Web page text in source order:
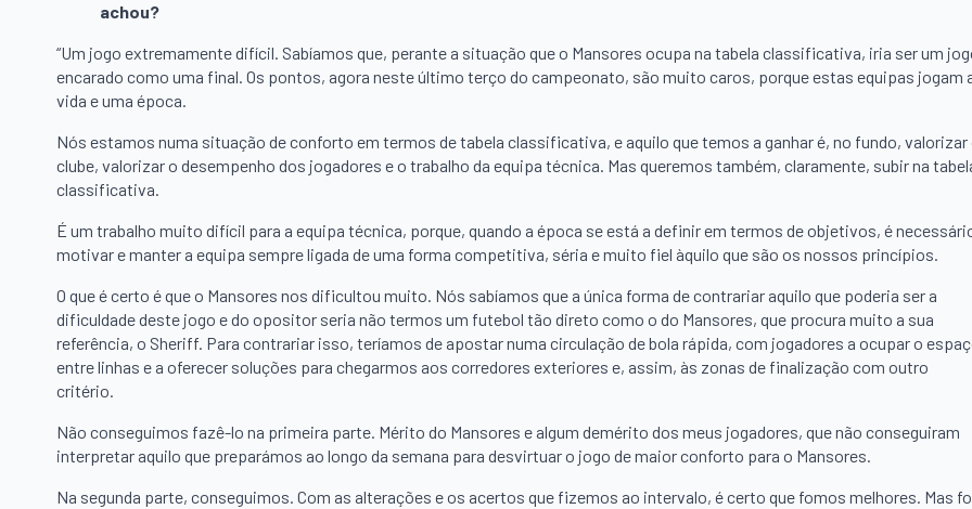
achou?
“Um jogo extremamente difícil. Sabíamos que, perante a situação que o Mansores ocupa na tabela classificativa, iria ser um
encarado como uma final. Os pontos, agora neste último terço do campeonato, são muito caros, porque estas equipas jogam
vida e uma época.
Nós estamos numa situação de conforto em termos de tabela classificativa, e aquilo que temos a ganhar é, no fundo, valorizar
clube, valorizar o desempenho dos jogadores e o trabalho da equipa técnica. Mas queremos também, claramente, subir na
classificativa.
É um trabalho muito difícil para a equipa técnica, porque, quando a época se está a definir em termos de objetivos, é
motivar e manter a equipa sempre ligada de uma forma competitiva, séria e muito fiel àquilo que são os nossos princípios.
O que é certo é que o Mansores nos dificultou muito. Nós sabíamos que a única forma de contrariar aquilo que poderia ser a
dificuldade deste jogo e do opositor seria não termos um futebol tão direto como o do Mansores, que procura muito a sua
referência, o Sheriff. Para contrariar isso, teríamos de apostar numa circulação de bola rápida, com jogadores a ocupar o
entre linhas e a oferecer soluções para chegarmos aos corredores exteriores e, assim, às zonas de finalização com outro
critério.
Não conseguimos fazê-lo na primeira parte. Mérito do Mansores e algum demérito dos meus jogadores, que não conseguiram
interpretar aquilo que preparámos ao longo da semana para desvirtuar o jogo de maior conforto para o Mansores.
Na segunda parte, conseguimos. Com as alterações e os acertos que fizemos ao intervalo, é certo que fomos melhores. Mas